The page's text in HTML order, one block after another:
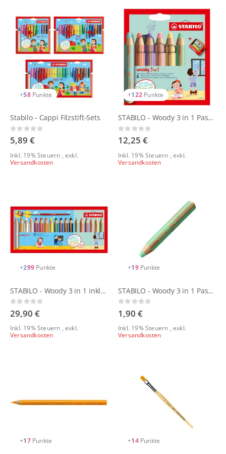
+58 Punkte
Stabilo - Cappi Filzstift-Sets
Rating:
0%
5,89 €
Inkl. 19% Steuern ,exkl.
Versandkosten
+122 Punkte
STABILO - Woody 3 in 1 Pastellfarben - 6er Set mit Spitzer
Rating:
0%
12,25 €
Inkl. 19% Steuern ,exkl.
Versandkosten
+299 Punkte
STABILO - Woody 3 in 1 inkl. Pastellfarben - 18er Set mit Spitzer und Pinsel
Rating:
0%
29,90 €
Inkl. 19% Steuern ,exkl.
Versandkosten
+19 Punkte
STABILO - Woody 3 in 1 Pastellfarben - einzeln
Rating:
0%
1,90 €
Inkl. 19% Steuern ,exkl.
Versandkosten
+17 Punkte +14 Punkte